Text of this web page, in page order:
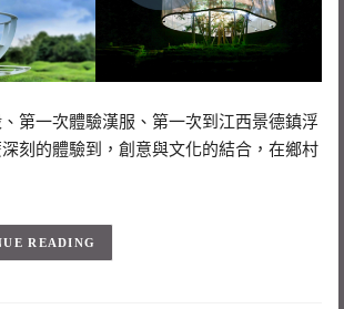
第一次體驗漢服、第一次到江西景德鎮浮
刻的體驗到，創意與文化的結合，在鄉村
READING